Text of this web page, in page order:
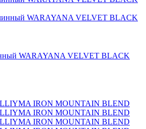
WARAYANA VELVET BLACK